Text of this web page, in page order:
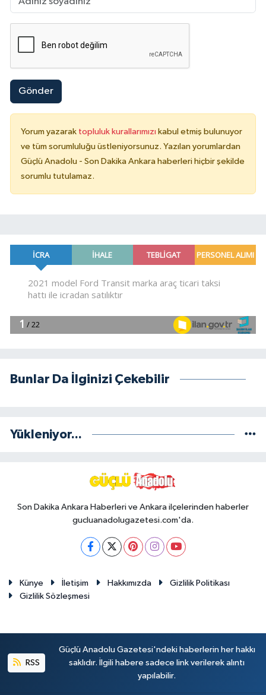
Gönder
Yorum yazarak topluluk kurallarımızı kabul etmiş bulunuyor
ve tüm sorumluluğu üstleniyorsunuz. Yazılan yorumlardan
Güçlü Anadolu - Son Dakika Ankara haberleri hiçbir şekilde
sorumlu tutulamaz.
Bunlar Da İlginizi Çekebilir
Yükleniyor...
Son Dakika Ankara Haberleri ve Ankara ilçelerinden haberler
gucluanadolugazetesi.com'da.
Künye İletişim Hakkımızda
Gizlilik Politikası
Gizlilik Sözleşmesi
RSS
Güçlü Anadolu Gazetesi'ndeki haberlerin her hakkı
saklıdır. İlgili habere sadece link verilerek alıntı
yapılabilir.